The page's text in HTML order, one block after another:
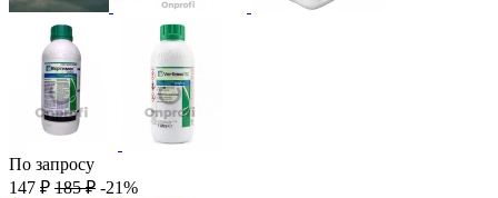
По запросу
147 ₽ 185 ₽ -21%